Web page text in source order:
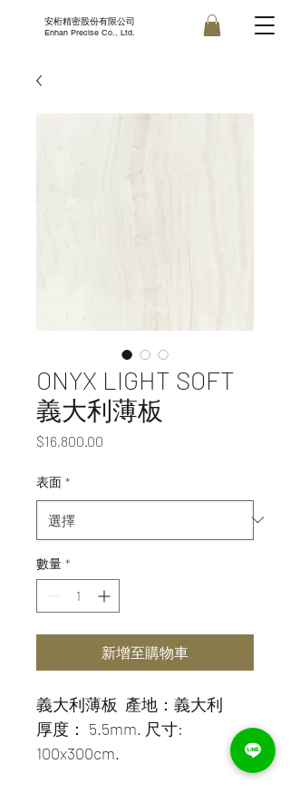
安桁精密股份有限公司
Enhan Precise Co., Ltd.
ONYX LIGHT SOFT
義大利薄板
$16,800.00
表面 *
數量 *
新增至購物車
義大利薄板  產地：義大利
厚度： 5.5mm. 尺寸:
100x300cm.